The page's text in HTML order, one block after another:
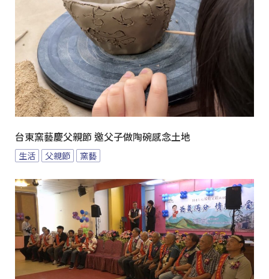
台東窯藝慶父親節 邀父子做陶碗感念土地
生活 父親節 窯藝